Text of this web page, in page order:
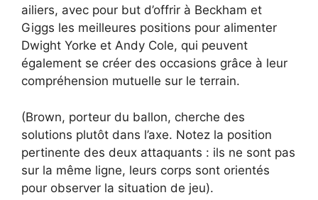
ailiers, avec pour but d’offrir à Beckham et
Giggs les meilleures positions pour alimenter
Dwight Yorke et Andy Cole, qui peuvent
également se créer des occasions grâce à leur
compréhension mutuelle sur le terrain.
(Brown, porteur du ballon, cherche des
solutions plutôt dans l’axe. Notez la position
pertinente des deux attaquants : ils ne sont pas
sur la même ligne, leurs corps sont orientés
pour observer la situation de jeu).